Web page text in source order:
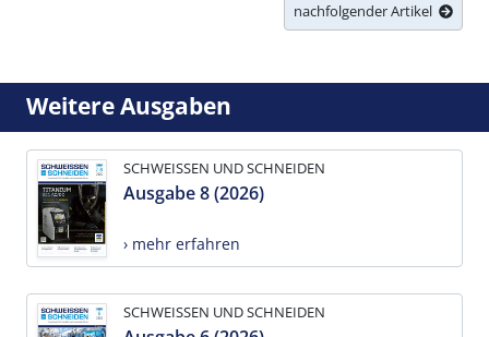
nachfolgender Artikel
Weitere Ausgaben
SCHWEISSEN UND SCHNEIDEN
Ausgabe 8 (2026)
› mehr erfahren
SCHWEISSEN UND SCHNEIDEN